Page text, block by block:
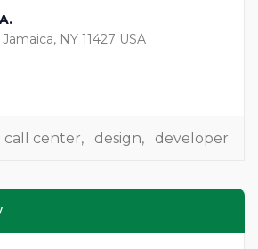
NY 11427 USA
call center, design, developer